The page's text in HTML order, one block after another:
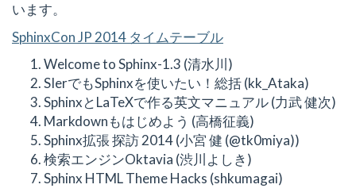
います。
SphinxCon JP 2014 タイムテーブル
Welcome to Sphinx-1.3 (清水川)
SIerでもSphinxを使いたい！総括 (kk_Ataka)
SphinxとLaTeXで作る英文マニュアル (力武 健次)
Markdownもはじめよう (高橋征義)
Sphinx拡張 探訪 2014 (小宮 健 (@tk0miya))
検索エンジンOktavia (渋川よしき)
Sphinx HTML Theme Hacks (shkumagai)